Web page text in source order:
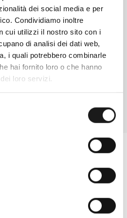
dei social media e per
Condividiamo inoltre
cui utilizzi il nostro sito con i
di analisi dei dati web,
i quali potrebbero combinarle
hai fornito loro o che hanno
loro servizi.
CONTATTA